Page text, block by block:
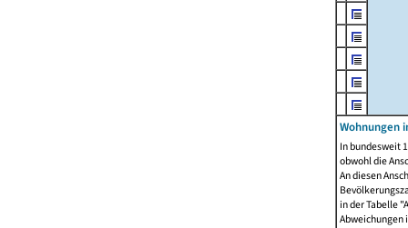
Wohnungen
In bundesweit
obwohl die
An diesen
in der Tabelle
Abweichungen